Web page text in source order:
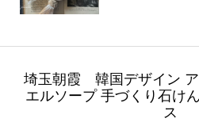
埼玉朝霞 韓国デザイン ア
エルソープ 手づくり石け
ス